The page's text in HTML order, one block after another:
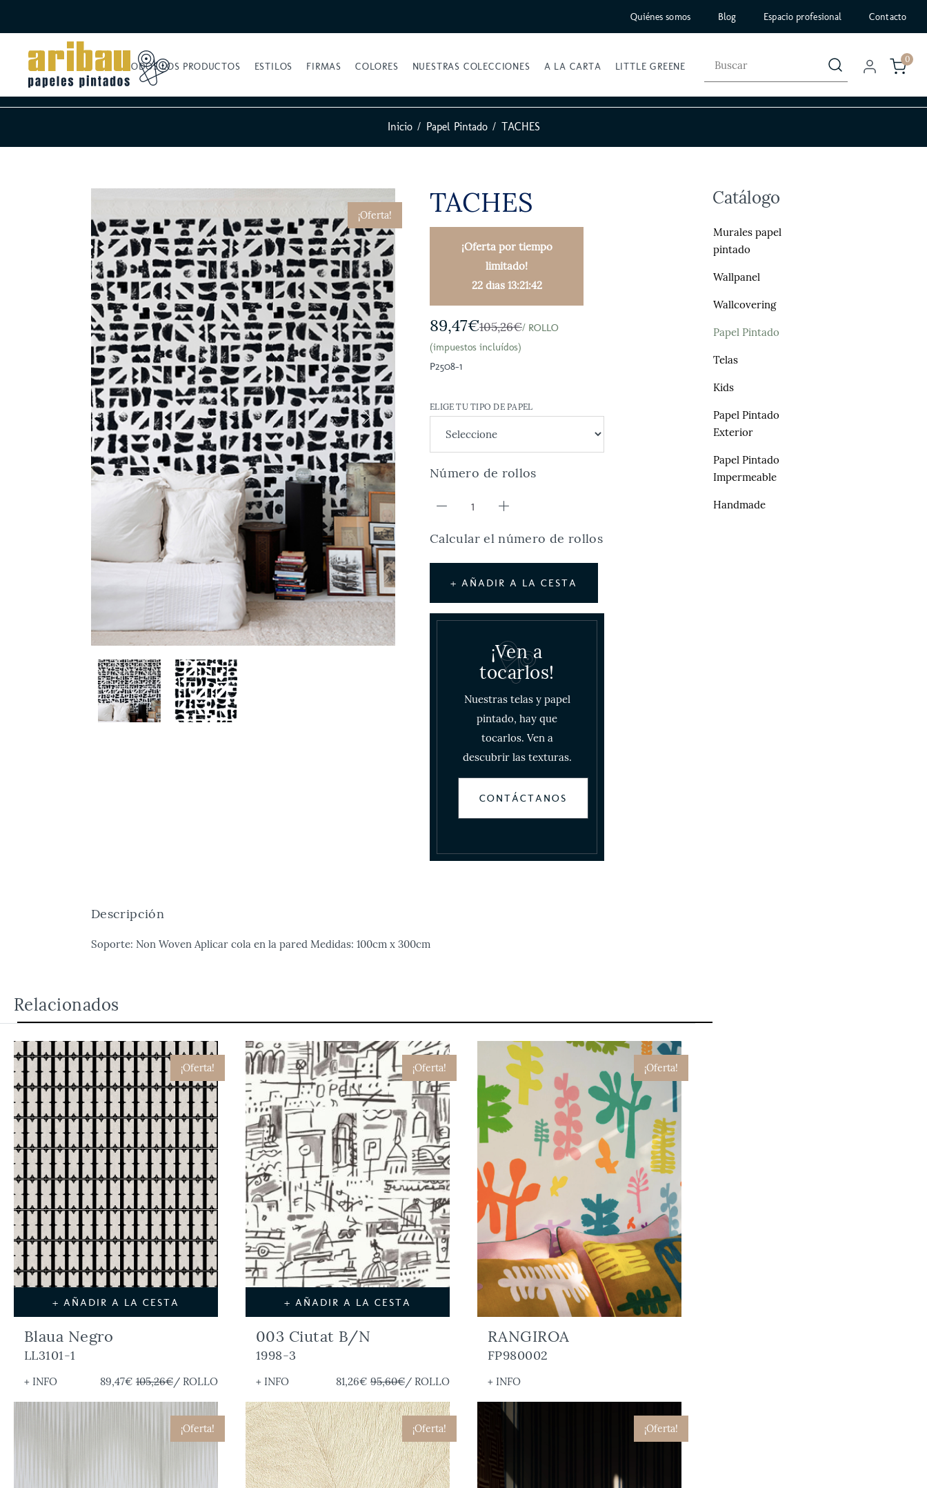
0
TODOS LOS PRODUCTOS ESTILOS FIRMAS COLORES NUESTRAS COLECCIONES A LA CARTA LITTLE GREENE
Quiénes somos Blog Espacio profesional Contacto
Inicio Papel Pintado TACHES
¡Oferta! TACHES
¡Oferta por tiempo
limitado!
22 días 13:21:41
89,47€105,26€/ ROLLO
(impuestos incluídos)
P2508-1
ELIGE TU TIPO DE PAPEL
Número de rollos
Calcular el número de rollos
+ AÑADIR A LA CESTA
¡Ven a
tocarlos!
Nuestras telas y papel
pintado, hay que
tocarlos. Ven a
descubrir las texturas.
CONTÁCTANOS
Descripción
Soporte: Non Woven Aplicar cola en la pared Medidas: 100cm x 300cm
Catálogo
Murales papel
pintado
Wallpanel
Wallcovering
Papel Pintado
Telas
Kids
Papel Pintado
Exterior
Papel Pintado
Impermeable
Handmade
Relacionados
¡Oferta!
+ AÑADIR A LA CESTA
Blaua Negro
LL3101-1
+ INFO 89,47€ 105,26€/ ROLLO
¡Oferta!
+ AÑADIR A LA CESTA
003 Ciutat B/N
1998-3
+ INFO 81,26€ 95,60€/ ROLLO
¡Oferta!
RANGIROA
FP980002
+ INFO
¡Oferta! ¡Oferta! ¡Oferta!